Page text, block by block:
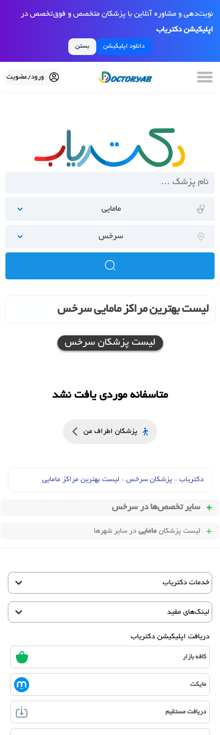
نوبت‌دهی و مشاوره آنلاین با پزشکان متخصص و فوق‌تخصص در
اپلیکیشن دکتریاب
دانلود اپلیکیشن بستن
ورود/عضویت
مامایی
سرخس
لیست بهترین مراکز مامایی سرخس
لیست پزشکان سرخس
متاسفانه موردی یافت نشد
پزشکان اطراف من
دکتریاب › پزشکان سرخس › لیست بهترین مراکز مامایی
سایر تخصص‌ها در سرخس
لیست پزشکان مامایی در سایر شهرها
خدمات دکتریاب
لینک‌های مفید
دریافت اپلیکیشن دکتریاب
کافه بازار
مایکت
دریافت مستقیم